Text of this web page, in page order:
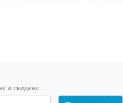
и скидках.